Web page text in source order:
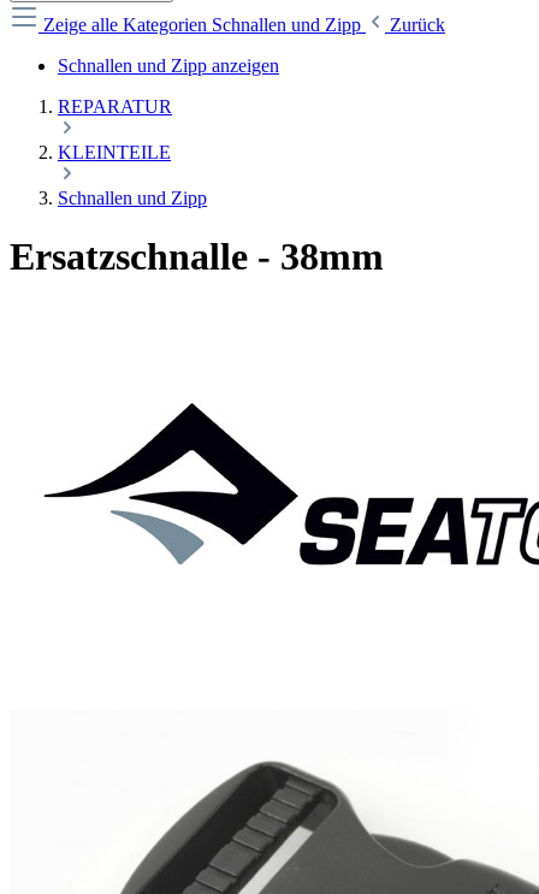
Zeige alle Kategorien Schnallen und Zipp
Zurück
Schnallen und Zipp anzeigen
REPARATUR
KLEINTEILE
Schnallen und Zipp
Ersatzschnalle - 38mm